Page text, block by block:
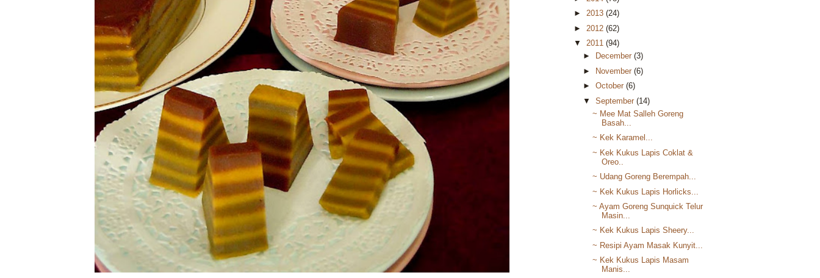
► 2013 (24)
► 2012 (62)
▼ 2011 (94)
►
December(3)
►
November(6)
►October(6)
▼September(14)
~ Mee Mat Salleh Goreng
Basah...
~ Kek Karamel...
~ Kek Kukus Lapis Coklat &
Oreo..
~ Udang Goreng Berempah...
~ Kek Kukus Lapis Horlicks...
~ Ayam Goreng Sunquick Telur
Masin...
~ Kek Kukus Lapis Sheery...
~ Resipi Ayam Masak Kunyit...
~ Kek Kukus Lapis Masam
Manis...